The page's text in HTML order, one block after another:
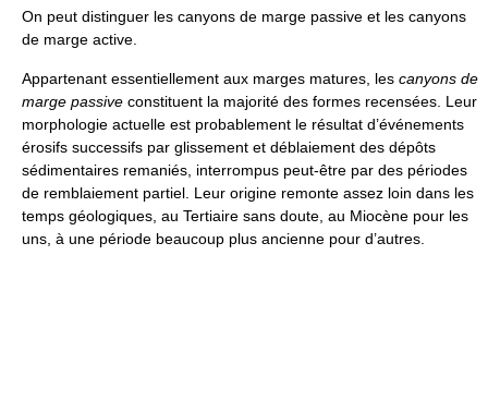
On peut distinguer les canyons de marge passive et les canyons
de marge active.
Appartenant essentiellement aux marges matures, les canyons de
marge passive constituent la majorité des formes recensées. Leur
morphologie actuelle est probablement le résultat d’événements
érosifs successifs par glissement et déblaiement des dépôts
sédimentaires remaniés, interrompus peut-être par des périodes
de remblaiement partiel. Leur origine remonte assez loin dans les
temps géologiques, au Tertiaire sans doute, au Miocène pour les
uns, à une période beaucoup plus ancienne pour d’autres.